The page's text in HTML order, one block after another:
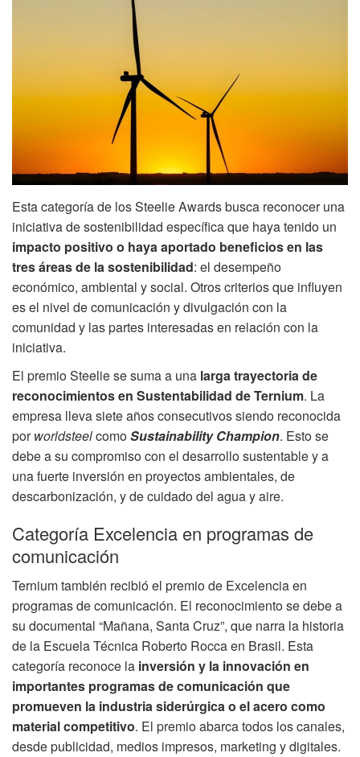
Esta categoría de los Steelie Awards busca reconocer una
iniciativa de sostenibilidad específica que haya tenido un
impacto positivo o haya aportado beneficios en las
tres áreas de la sostenibilidad: el desempeño
económico, ambiental y social. Otros criterios que influyen
es el nivel de comunicación y divulgación con la
comunidad y las partes interesadas en relación con la
iniciativa.
El premio Steelie se suma a una larga trayectoria de
reconocimientos en Sustentabilidad de Ternium. La
empresa lleva siete años consecutivos siendo reconocida
porworldsteelcomoSustainability Champion. Esto se
debe a su compromiso con el desarrollo sustentable y a
una fuerte inversión en proyectos ambientales, de
descarbonización, y de cuidado del agua y aire.
Categoría Excelencia en programas de
comunicación
Ternium también recibió el premio de Excelencia en
programas de comunicación. El reconocimiento se debe a
su documental “Mañana, Santa Cruz”, que narra la historia
de la Escuela Técnica Roberto Rocca en Brasil. Esta
categoría reconoce la inversión y la innovación en
importantes programas de comunicación que
promueven la industria siderúrgica o el acero como
material competitivo. El premio abarca todos los canales,
desde publicidad, medios impresos, marketing y digitales.